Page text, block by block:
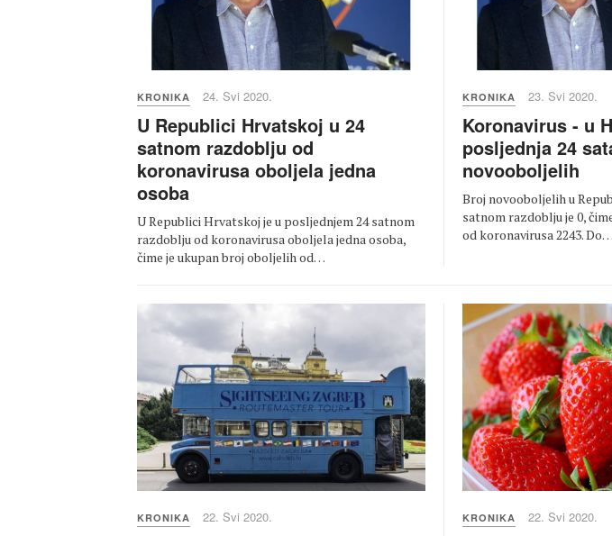
KRONIKA 24. Svi 2020.
U Republici Hrvatskoj u 24
satnom razdoblju od
koronavirusa oboljela jedna
osoba
U Republici Hrvatskoj je u posljednjem 24 satnom
razdoblju od koronavirusa oboljela jedna osoba,
čime je ukupan broj oboljelih od…
KRONIKA 23. Svi 2020.
Koronavirus - u
posljednja 24
novooboljelih
Broj novooboljelih u
satnom razdoblju je 0,
od koronavirusa 2243. Do…
KRONIKA 22. Svi 2020. KRONIKA 22. Svi 2020.